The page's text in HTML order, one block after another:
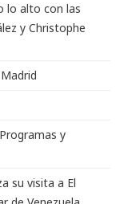
y Christophe
de Venezuela